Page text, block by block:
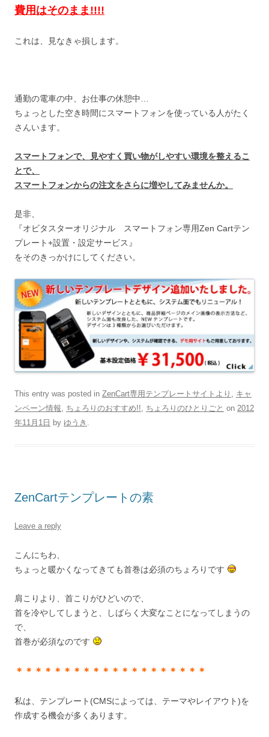
費用はそのまま!!!!
これは、見なきゃ損します。
通勤の電車の中、お仕事の休憩中…
ちょっとした空き時間にスマートフォンを使っている人がたく
さんいます。
スマートフォンで、見やすく買い物がしやすい環境を整えるこ
とで、
スマートフォンからの注文をさらに増やしてみませんか。
是非、
『オビタスターオリジナル スマートフォン専用Zen Cartテン
プレート+設置・設定サービス』
をそのきっかけにしてください。
This entry was posted in ZenCart専用テンプレートサイトより , キャ
ンペーン情報, ちょろりのおすすめ!!, ちょろりのひとりごと on 2012
年11月1日 by ゆうき .
ZenCartテンプレートの素
Leave a reply
こんにちわ、
ちょっと暖かくなってきても首巻は必須のちょろりです
肩こりより、首こりがひどいので、
首を冷やしてしまうと、しばらく大変なことになってしまうの
で、
首巻が必須なのです
＊＊＊＊＊＊＊＊＊＊＊＊＊＊＊＊＊＊＊＊
私は、テンプレート(CMSによっては、テーマやレイアウト)を
作成する機会が多くあります。